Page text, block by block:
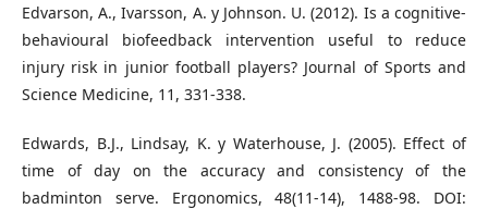
Edvarson, A., Ivarsson, A. y Johnson. U. (2012). Is a cognitive-
behavioural biofeedback intervention useful to reduce
injury risk in junior football players? Journal of Sports and
Science Medicine, 11, 331-338.
Edwards, B.J., Lindsay, K. y Waterhouse, J. (2005). Effect of
time of day on the accuracy and consistency of the
badminton serve. Ergonomics, 48(11-14), 1488-98. DOI: